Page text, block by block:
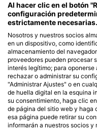
Puntos de
Mares
Wood Group Training
(★4.9)
Al hacer clic en el botón
configuración
estrictamente necesarias.
Nosotros y nuestros socios
en un dispositivo, como
almacenamiento del
proveedores pueden procesar
interés legítimo; para oponerse
rechazar o administrar su
"Administrar Ajustes" o en
de huella digital en la esquina
su consentimiento, haga clic
de página del sitio web y haga
esa página puede retirar su
informarán a nuestros socios